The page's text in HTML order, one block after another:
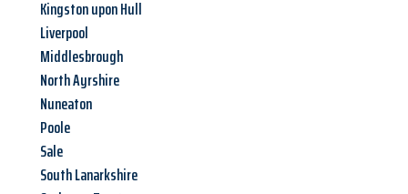
Kingston upon Hull
Liverpool
Middlesbrough
North Ayrshire
Nuneaton
Poole
Sale
South Lanarkshire